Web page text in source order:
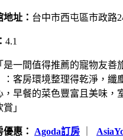
址： 台中市西屯區市政路
4.1
是一間值得推薦的寵物友善
：客房環境整理得乾淨，纖
，早餐的菜色豐富且美味，
」
惠： Agoda訂房